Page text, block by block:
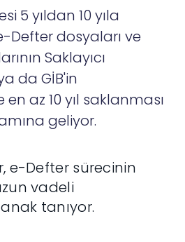
5 yıldan 10 yıla
e-Defter dosyaları ve
Saklayıcı
da GİB'in
az 10 yıl saklanması
geliyor.
e-Defter sürecinin
vadeli
tanıyor.